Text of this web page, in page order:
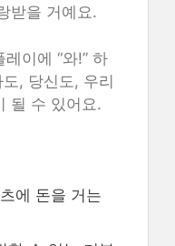
받을 거예요.
이에 “와!” 하
, 당신도, 우리
될 수 있어요.
에 돈을 거는